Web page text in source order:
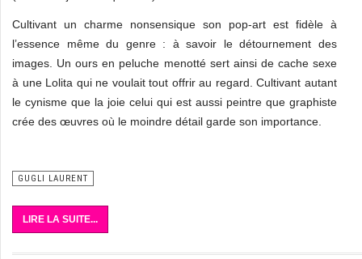
Cultivant un charme nonsensique son pop-art est fidèle à
l’essence même du genre : à savoir le détournement des
images. Un ours en peluche menotté sert ainsi de cache sexe
à une Lolita qui ne voulait tout offrir au regard. Cultivant autant
le cynisme que la joie celui qui est aussi peintre que graphiste
crée des œuvres où le moindre détail garde son importance.
GUGLI LAURENT
LIRE LA SUITE...